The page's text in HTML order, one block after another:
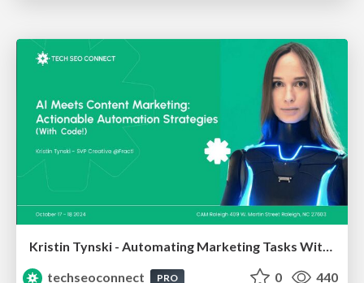
Kristin Tynski - Automating Marketing Tasks With AI
techseoconnect
PRO 0 440